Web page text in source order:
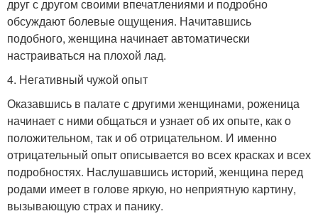
друг с другом своими впечатлениями и подробно
обсуждают болевые ощущения. Начитавшись
подобного, женщина начинает автоматически
настраиваться на плохой лад.
4. Негативный чужой опыт
Оказавшись в палате с другими женщинами, роженица
начинает с ними общаться и узнает об их опыте, как о
положительном, так и об отрицательном. И именно
отрицательный опыт описывается во всех красках и всех
подробностях. Наслушавшись историй, женщина перед
родами имеет в голове яркую, но неприятную картину,
вызывающую страх и панику.